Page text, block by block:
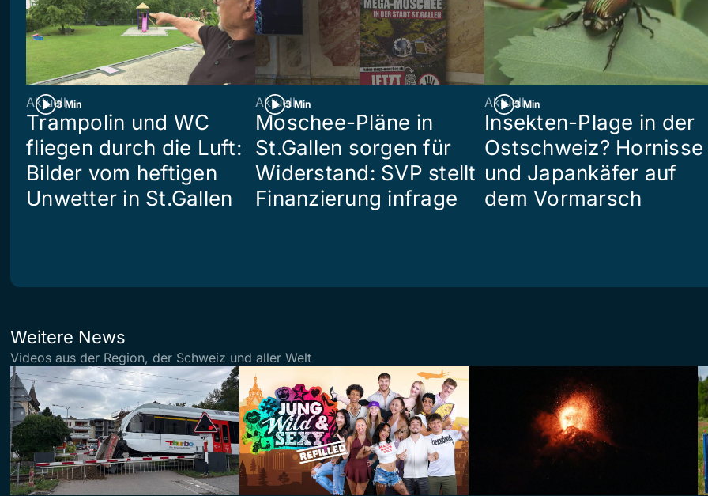
3 Min
Aktuell
Trampolin und WC
fliegen durch die Luft:
Bilder vom heftigen
Unwetter in St.Gallen
3 Min
Aktuell
Moschee-Pläne in
St.Gallen sorgen für
Widerstand: SVP stellt
Finanzierung infrage
3 Min
Aktuell
Insekten-Plage in der
Ostschweiz? Hornisse
und Japankäfer auf
dem Vormarsch
Weitere News
Videos aus der Region, der Schweiz und aller Welt